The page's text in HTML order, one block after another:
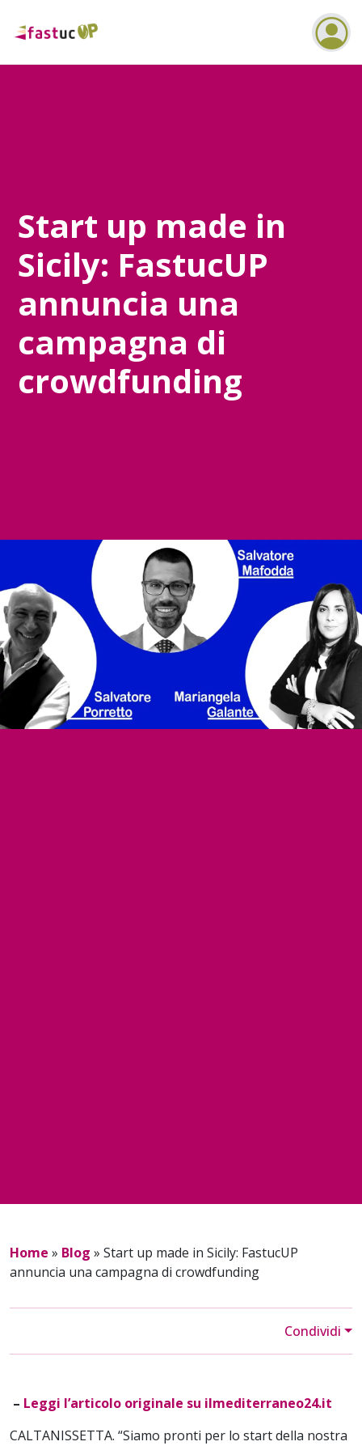
Start up made in
Sicily: FastucUP
annuncia una
campagna di
crowdfunding
Home » Blog » Start up made in Sicily: FastucUP
annuncia una campagna di crowdfunding
Condividi
– Leggi l’articolo originale su ilmediterraneo24.it
CALTANISSETTA. “Siamo pronti per lo start della nostra